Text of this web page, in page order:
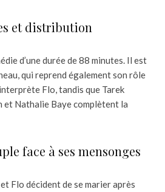
et distribution
d’une durée de 88 minutes. Il est
qui reprend également son rôle
Flo, tandis que Tarek
et Nathalie Baye complètent la
face à ses mensonges
et Flo décident de se marier après